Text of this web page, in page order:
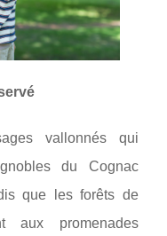
vallonnés qui
du Cognac
que les forêts de
aux promenades